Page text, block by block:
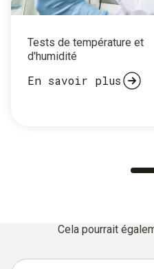
Tests de température et
d'humidité
En savoir plus
Cela pourrait